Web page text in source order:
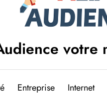
votre
Entreprise Internet